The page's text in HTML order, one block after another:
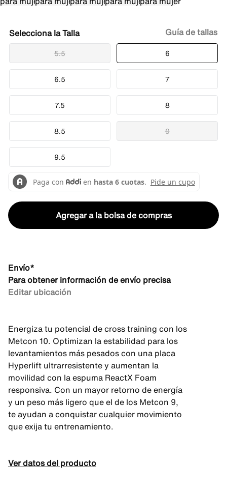
Talla
5.5 6
6.5 7
7.5 8
8.5 9
9.5
Guía de tallas
Agregar a la bolsa de compras
Envío*
Para obtener información de envío precisa
Editar ubicación
Energiza tu potencial de cross training con los
Metcon 10. Optimizan la estabilidad para los
levantamientos más pesados con una placa
Hyperlift ultrarresistente y aumentan la
movilidad con la espuma ReactX Foam
responsiva. Con un mayor retorno de energía
y un peso más ligero que el de los Metcon 9,
te ayudan a conquistar cualquier movimiento
que exija tu entrenamiento.
Ver datos del producto